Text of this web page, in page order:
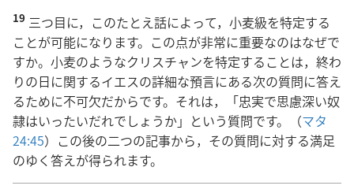
19 三つ目に，このたとえ話によって，小麦級を特定する
ことが可能になります。この点が非常に重要なのはなぜで
すか。小麦のようなクリスチャンを特定することは，終わ
りの日に関するイエスの詳細な預言にある次の質問に答え
るために不可欠だからです。それは，「忠実で思慮深い奴
隷はいったいだれでしょうか」という質問です。（マタ
24:45）この後の二つの記事から，その質問に対する満足
のゆく答えが得られます。